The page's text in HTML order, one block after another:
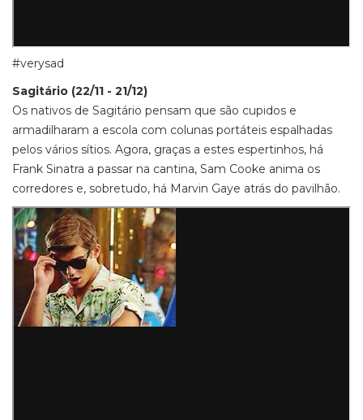
#verysad
Sagitário (22/11 - 21/12)
Os nativos de Sagitário pensam que são cupidos e
armadilharam a escola com colunas portáteis espalhadas
pelos vários sítios. Agora, graças a estes espertinhos, há
Frank Sinatra a passar na cantina, Sam Cooke anima os
corredores e, sobretudo, há Marvin Gaye atrás do pavilhão.